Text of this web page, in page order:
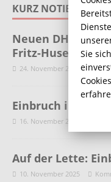
KURZ NOTIERT
Neuen DHL-
Fritz-Husemann-
24. November 2025
Einbruch in
16. November 2025
Auf der Lette:
10. November 2025
Sie